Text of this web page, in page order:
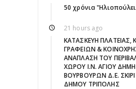
50 χρόνια
21 hours ago
ΚΑΤΑΣΚΕΥΗ ΠΛΑΤΕΙΑΣ,
ΓΡΑΦΕΙΩΝ &
ΑΝΑΠΛΑΣΗ ΤΟΥ
ΧΩΡΟΥ Ι.Ν. ΑΓΙΟΥ
ΒΟΥΡΒΟΥΡΩΝ Δ.Ε.
ΔΗΜΟΥ ΤΡΙΠΟΛΗΣ